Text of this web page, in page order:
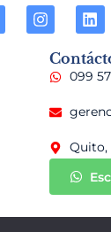
099
Quito,